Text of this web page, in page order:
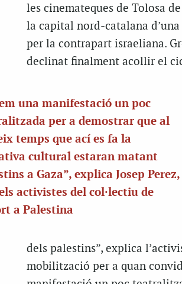
les cinemateques de Tolosa
la capital nord-catalana
per la contrapart israeliana.
declinat finalment acollir el
una manifestació un poc
per a demostrar que al
temps que ací es fa la
cultural estaran matant
a Gaza”, explica Josep Perez,
activistes del col·lectiu de
a Palestina
dels palestins”, explica
mobilització per a quan